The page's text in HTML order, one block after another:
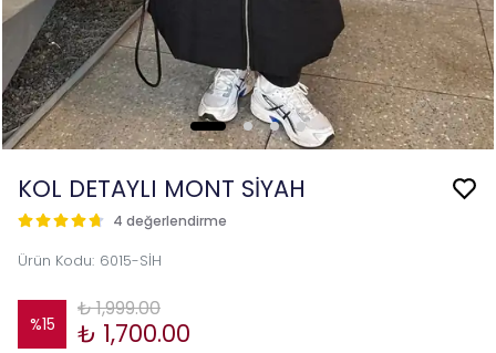
KOL DETAYLI MONT SİYAH
4 değerlendirme
Ürün Kodu: 6015-SİH
%15
₺ 1,999.00
₺ 1,700.00